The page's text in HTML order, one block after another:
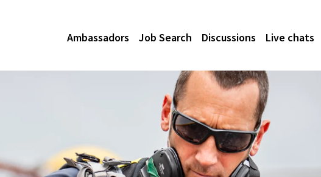
Ambassadors Job Search Discussions Live chats